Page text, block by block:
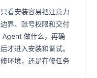
看安装容易把注意力
界、账号权限和交付
Agent 做什么，再确
才进入安装和调试。
环境，还是在修任务